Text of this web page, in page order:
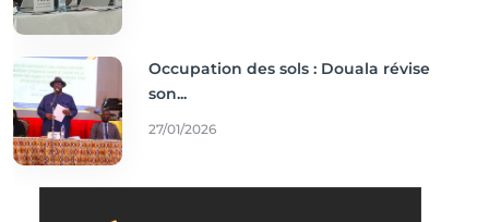
Occupation des sols : Douala révise
son...
27/01/2026